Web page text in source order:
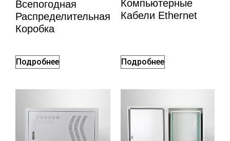
Всепогодная
Распределительная
Коробка
Подробнее
Компьютерные
Кабели Ethernet
Подробнее